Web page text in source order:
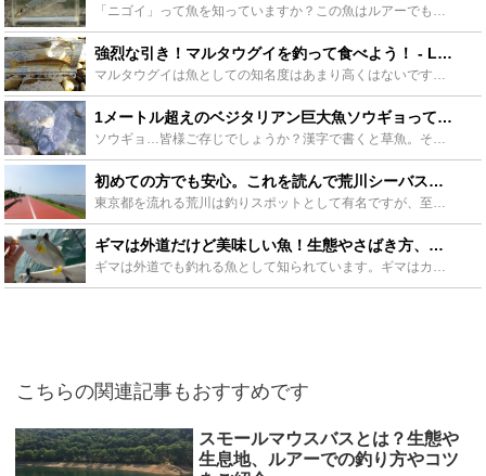
「ニゴイ」って魚を知っていますか？この魚はルアーでも釣れる日本の淡水に住んでいる固有種の魚になります。植物質や動物質の物を食べる雑食性の魚なので、ルアーで狙うのも楽しいです。今回はそんなニゴイ釣りに...
強烈な引き！マルタウグイを釣って食べよう！ - Leisurego(レジャーゴー)
マルタウグイは魚としての知名度はあまり高くはないですが、最近人気を集め始めている魚です。今回はなんと江戸川や多摩川の河川敷といった都心部に流れる川でも釣れるこの大型の魚について、その釣り方を中心にま...
1メートル超えのベジタリアン巨大魚ソウギョって知っていますか？特徴&釣り方 - Leisurego(レジャーゴー)
ソウギョ…皆様ご存じでしょうか？漢字で書くと草魚。その名の通り、草を食べるベジタリアンな魚なので、「ソウギョ」と言われています。大食漢で体も大きい淡水魚です。もちろんエサも葉っぱです。葉っぱで魚が釣...
初めての方でも安心。これを読んで荒川シーバス釣りに出かけよう！ - Leisurego(レジャーゴー)
東京都を流れる荒川は釣りスポットとして有名ですが、至る所にシーバスの生息スポットがあるために、シーバス釣りのスポットとしても有名になりました。これから荒川シーバス釣りを始める方へどこがおすすめの釣り...
ギマは外道だけど美味しい魚！生態やさばき方、おすすめ料理をご紹介！ - Leisurego(レジャーゴー)
ギマは外道でも釣れる魚として知られています。ギマはカワハギに似ている魚ですが、実は魅力がたくさん詰まった魚でもあるのです！この記事ではギマの魅力や料理、捌き方や釣り方まで紹介します！きっとあなたもギ...
こちらの関連記事もおすすめです
スモールマウスバスとは？生態や
生息地、ルアーでの釣り方やコツ